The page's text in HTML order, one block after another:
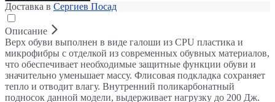
Доставка в Сергиев Посад
Описание
Верх обуви выполнен в виде галоши из CPU пластика и
микрофибры с отделкой из современных обувных материалов,
что обеспечивает необходимые защитные функции обуви и
значительно уменьшает массу. Флисовая подкладка сохраняет
тепло и отводит влагу. Внутренний поликарбонатный
подносок данной модели, выдерживает нагрузку до 200 Дж.